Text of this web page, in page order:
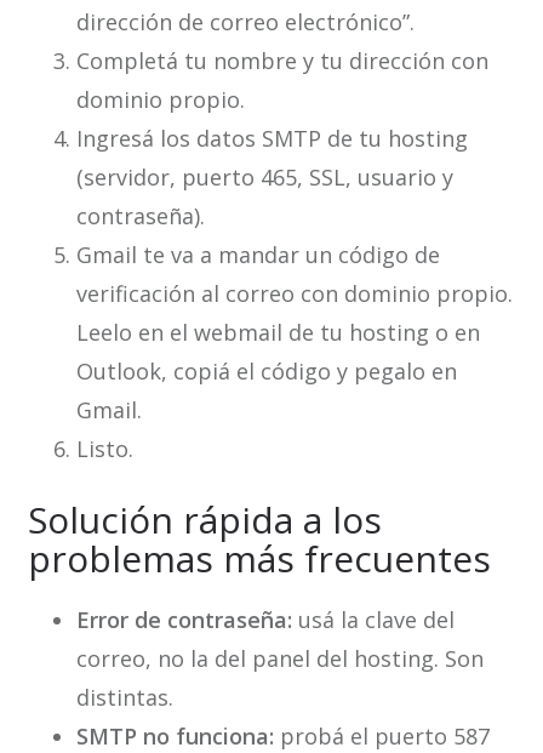
dirección de correo electrónico”.
Completá tu nombre y tu dirección con
dominio propio.
Ingresá los datos SMTP de tu hosting
(servidor, puerto 465, SSL, usuario y
contraseña).
Gmail te va a mandar un código de
verificación al correo con dominio propio.
Leelo en el webmail de tu hosting o en
Outlook, copiá el código y pegalo en
Gmail.
Listo.
Solución rápida a los
problemas más frecuentes
Error de contraseña: usá la clave del
correo, no la del panel del hosting. Son
distintas.
SMTP no funciona: probá el puerto 587